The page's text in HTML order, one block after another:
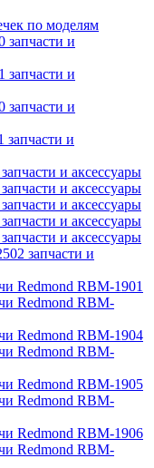
по моделям
запчасти и
запчасти и
запчасти и
запчасти и
и аксессуары
и аксессуары
и аксессуары
и аксессуары
и аксессуары
запчасти и
Redmond RBM-1901
Redmond RBM-
Redmond RBM-1904
Redmond RBM-
Redmond RBM-1905
Redmond RBM-
Redmond RBM-1906
Redmond RBM-